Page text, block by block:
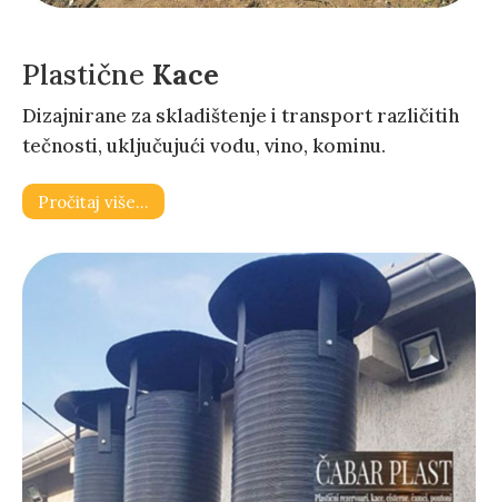
Plastične Kace
Dizajnirane za skladištenje i transport različitih
tečnosti, uključujući vodu, vino, kominu.
Pročitaj više…